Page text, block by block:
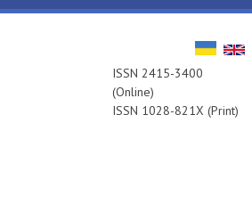
ISSN 2415-3400
(Online)
ISSN 1028-821X (Print)